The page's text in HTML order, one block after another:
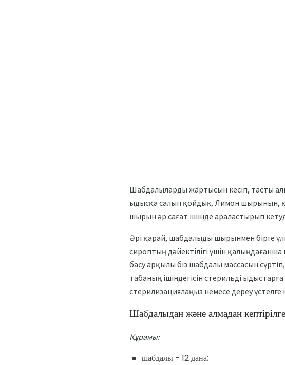
Шабдалыларды жартысын кесіп, тасты
ыдысқа салып қойдық. Лимон шырынын,
шырын әр сағат ішінде араластырып
Әрі қарай, шабдалыды шырынмен бірге
сироптың дәйектілігі үшін
басу арқылы біз шабдалы массасын
табаның ішіндегісін стерильді
стерилизациялаңыз немесе дереу үстелге
Шабдалыдан және алмадан
Құрамы:
шабдалы - 12 дана;